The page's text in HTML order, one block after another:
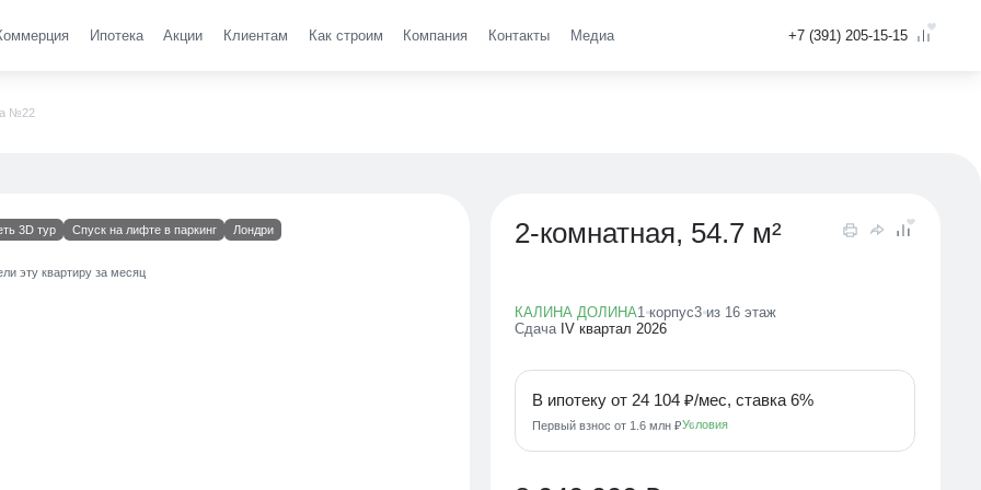
Ипотека Акции Клиентам Как строим Компания Контакты Медиа +7 (391) 205-15-15
Консультация
№22
3D тур Спуск на лифте в паркинг Лондри
эту квартиру за месяц
2-комнатная, 54.7 м²
КАЛИНА ДОЛИНА1 корпус3 из 16 этаж
Сдача IV квартал 2026
В ипотеку от 24 104 ₽/мес, ставка 6%
Первый взнос от 1.6 млн ₽Условия